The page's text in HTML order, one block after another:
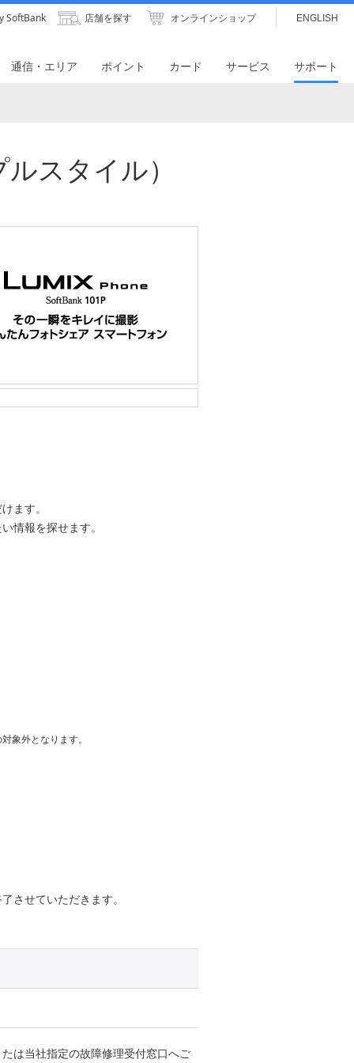
SoftBank 店舗を探す オンラインショップ ENGLISH
通信・エリア ポイント カード サービス サポート
スタイル）
ます。
情報を探せます。
象外となります。
させていただきます。
は当社指定の故障修理受付窓口へご